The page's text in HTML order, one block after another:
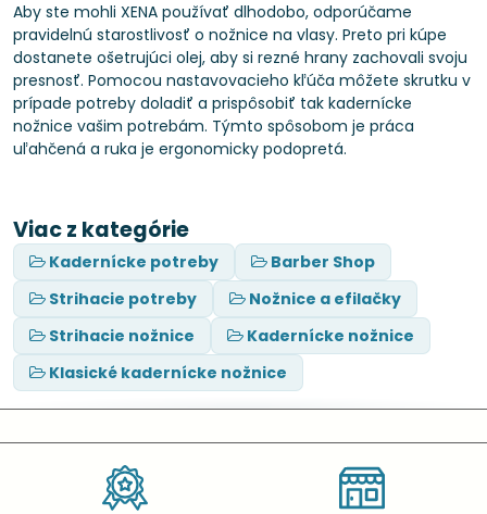
Aby ste mohli XENA používať dlhodobo, odporúčame
pravidelnú starostlivosť o nožnice na vlasy. Preto pri kúpe
dostanete ošetrujúci olej, aby si rezné hrany zachovali svoju
presnosť. Pomocou nastavovacieho kľúča môžete skrutku v
prípade potreby doladiť a prispôsobiť tak kadernícke
nožnice vašim potrebám. Týmto spôsobom je práca
uľahčená a ruka je ergonomicky podopretá.
Viac z kategórie
Kadernícke potreby
Barber Shop
Strihacie potreby
Nožnice a efilačky
Strihacie nožnice
Kadernícke nožnice
Klasické kadernícke nožnice